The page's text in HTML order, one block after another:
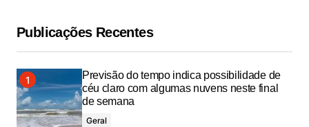
Publicações Recentes
Previsão do tempo indica possibilidade de
céu claro com algumas nuvens neste final
de semana
Geral